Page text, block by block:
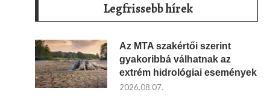
Legfrissebb hírek
Az MTA szakértői szerint
gyakoribbá válhatnak az
extrém hidrológiai események
2026.08.07.